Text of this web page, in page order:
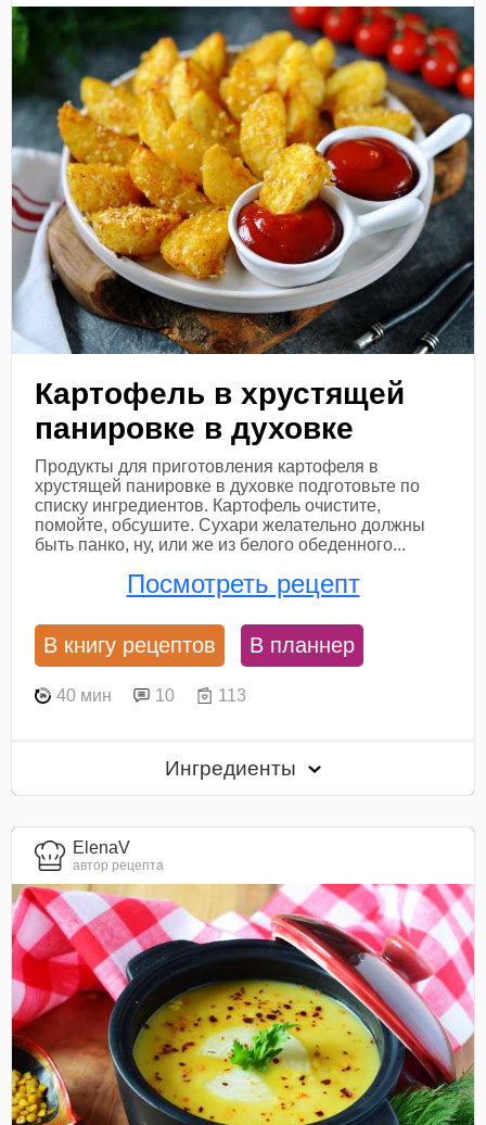
Картофель в хрустящей
панировке в духовке
Продукты для приготовления картофеля в
хрустящей панировке в духовке подготовьте по
списку ингредиентов. Картофель очистите,
помойте, обсушите. Сухари желательно должны
быть панко, ну, или же из белого обеденного...
Посмотреть рецепт
В книгу рецептов В планнер
40 мин 10 113
Ингредиенты
ElenaV
автор рецепта